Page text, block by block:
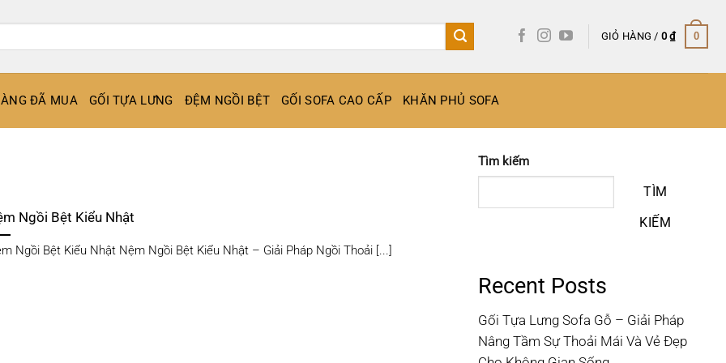
GIỎ HÀNG / 0₫ 0
ĐÃ MUA GỐI TỰA LƯNG ĐỆM NGỒI BỆT GỐI SOFA CAO CẤP KHĂN PHỦ SOFA
Ngồi Bệt Kiểu Nhật
Ngồi Bệt Kiểu Nhật Nệm Ngồi Bệt Kiểu Nhật – Giải Pháp Ngồi Thoải [...]
Tìm kiếm
TÌM
KIẾM
Recent Posts
Gối Tựa Lưng Sofa Gỗ – Giải Pháp
Nâng Tầm Sự Thoải Mái Và Vẻ Đẹp